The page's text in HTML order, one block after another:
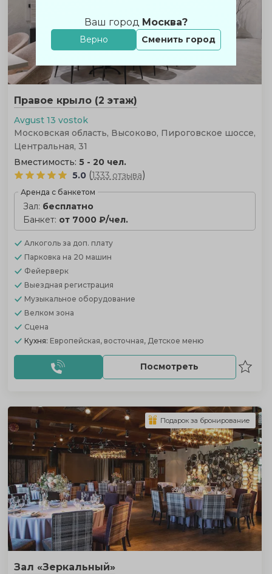
Ваш город Москва?
Верно Сменить город
Правое крыло (2 этаж)
Avgust 13 vostok
Московская область, Высоково, Пироговское шоссе,
Центральная, 31
Вместимость: 5 - 20 чел.
5.0 (1333 отзыва)
Аренда с банкетом
Зал: бесплатно
Банкет: от 7000 ₽/чел.
Алкоголь за доп. плату
Парковка на 20 машин
Фейерверк
Выездная регистрация
Музыкальное оборудование
Велком зона
Сцена
Кухня: Европейская, восточная, Детское меню
Посмотреть
Зал «Зеркальный»
Подарок за бронирование